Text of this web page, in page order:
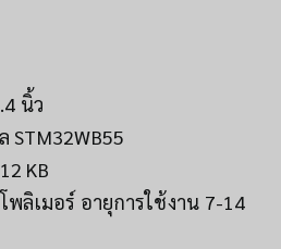
นิ้ว
KB
พลิเมอร์ อายุการใช้งาน 7-14